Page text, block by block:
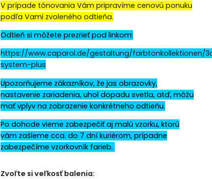
V prípade tónovania Vám pripravíme cenovú ponuku
podľa Vami zvoleného odtieňa.
Odtieň si môžete prezrieť pod linkom:
https://www.caparol.de/gestaltung/farbtonkollektionen/
system-plus
Upozorňujeme zákazníkov, že jas obrazovky,
nastavenie zariadenia, uhol dopadu svetla, atď, môžu
mať vplyv na zobrazenie konkrétneho odtieňu.
Po dohode vieme zabezpečiť aj malú vzorku, ktorú
vám zašleme cca. do 7 dní kuriérom, prípadne
zabezpečíme vzorkovník farieb.
Zvoľte si veľkosť balenia: